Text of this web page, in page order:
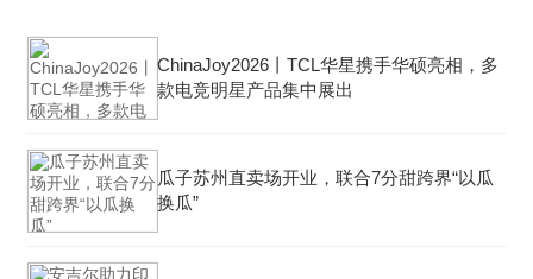
ChinaJoy2026丨TCL华星携手华硕亮相，多
款电竞明星产品集中展出
瓜子苏州直卖场开业，联合7分甜跨界“以瓜
换瓜”